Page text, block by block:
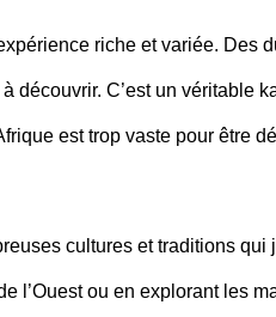
riche et variée. Des
découvrir. C’est un véritable
est trop vaste pour être
cultures et traditions qui
l’Ouest ou en explorant les